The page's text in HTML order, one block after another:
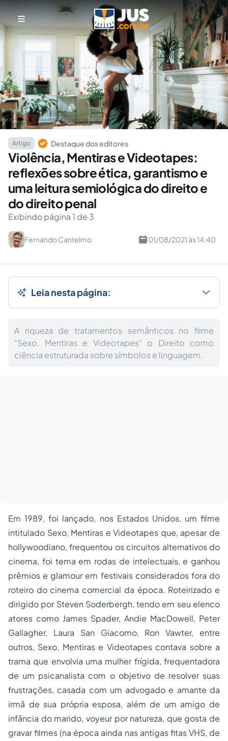
Artigo Destaque dos editores
Violência, Mentiras e Videotapes:
reflexões sobre ética, garantismo e
uma leitura semiológica do direito e
do direito penal
Exibindo página 1 de 3
Fernando Cantelmo 01/08/2021 às 14:40
Leia nesta página:
A riqueza de tratamentos semânticos no filme
"Sexo, Mentiras e Videotapes" o Direito como
ciência estruturada sobre símbolos e linguagem.
Em 1989, foi lançado, nos Estados Unidos, um filme
intitulado Sexo, Mentiras e Videotapes que, apesar de
hollywoodiano, frequentou os circuitos alternativos do
cinema, foi tema em rodas de intelectuais, e ganhou
prêmios e glamourem festivais considerados fora do
roteiro do cinema comercial da época. Roteirizado e
dirigido por Steven Soderbergh, tendo em seu elenco
atores como James Spader, Andie MacDowell, Peter
Gallagher, Laura San Giacomo, Ron Vawter, entre
outros, Sexo, Mentiras e Videotapescontava sobre a
trama que envolvia uma mulher frígida, frequentadora
de um psicanalista com o objetivo de resolver suas
frustrações, casada com um advogado e amante da
irmã de sua própria esposa, além de um amigo de
infância do marido, voyeur por natureza, que gosta de
gravar filmes (na época ainda nas antigas fitas VHS, de